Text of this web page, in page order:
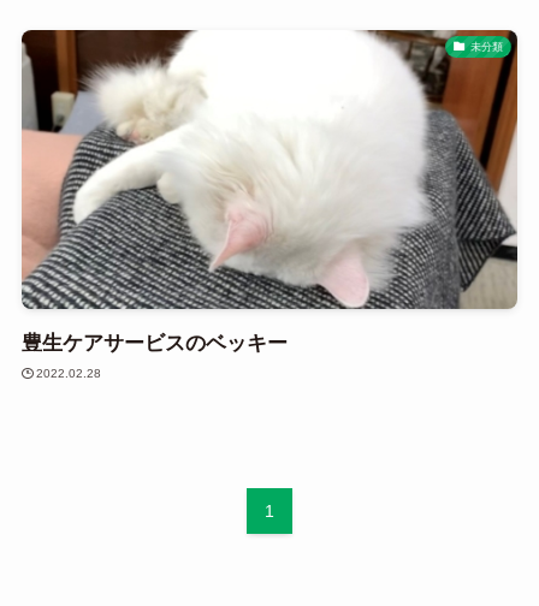
未分類
豊生ケアサービスのベッキー
2022.02.28
1